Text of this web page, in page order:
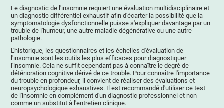
Le diagnostic de l'insomnie requiert une évaluation multidisciplinaire et
un diagnostic différentiel exhaustif afin d'écarter la possibilité que la
symptomatologie dysfonctionnelle puisse s'expliquer davantage par un
trouble de l'humeur, une autre maladie dégénérative ou une autre
pathologie.
L'historique, les questionnaires et les échelles d'évaluation de
l'insomnie sont les outils les plus efficaces pour diagnostiquer
l'insomnie. Cela ne suffit cependant pas à connaître le degré de
détérioration cognitive dérivé de ce trouble. Pour connaître l'importance
du trouble en profondeur, il convient de réaliser des évaluations et
neuropsychologique exhaustives. Il est recommandé d'utiliser ce test
de l'insomnie en complément d'un diagnostic professionnel et non
comme un substitut à l'entretien clinique.